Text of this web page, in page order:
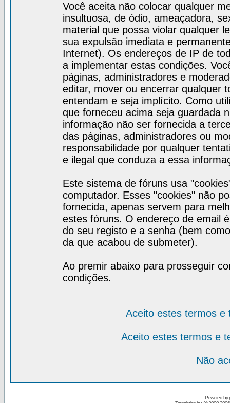
Você aceita não colocar qualquer
insultuosa, de ódio, ameaçadora,
material que possa violar qualquer
sua expulsão imediata e
Internet). Os endereços de IP de
a implementar estas condições.
páginas, administradores e
editar, mover ou encerrar qualquer
entendam e seja implícito. Como
que forneceu acima seja guardada
informação não ser fornecida a
das páginas, administradores ou
responsabilidade por qualquer
e ilegal que conduza a essa
Este sistema de fóruns usa
computador. Esses "cookies" não
fornecida, apenas servem para
estes fóruns. O endereço de email
do seu registo e a senha (bem
da que acabou de submeter).
Ao premir abaixo para prosseguir
condições.
Aceito estes termos
Aceito estes termos e
Não
Powered by